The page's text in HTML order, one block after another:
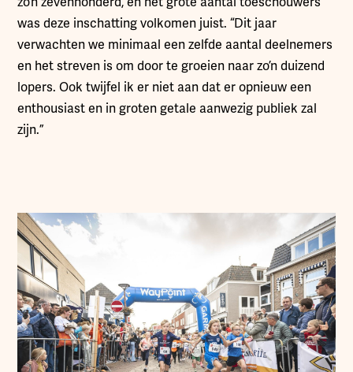
was deze inschatting volkomen juist. “Dit jaar
verwachten we minimaal een zelfde aantal deelnemers
en het streven is om door te groeien naar zo’n duizend
lopers. Ook twijfel ik er niet aan dat er opnieuw een
enthousiast en in groten getale aanwezig publiek zal
zijn.”